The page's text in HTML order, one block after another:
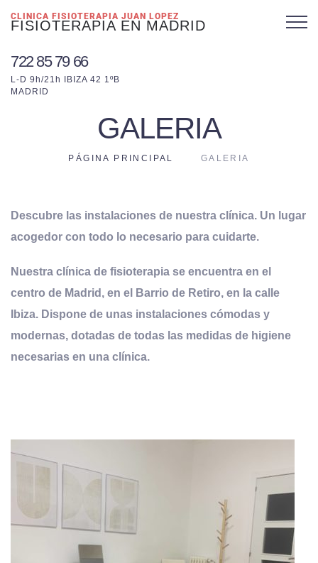
CLINICA FISIOTERAPIA JUAN LOPEZ
FISIOTERAPIA EN MADRID
722 85 79 66
L-D 9h/21h IBIZA 42 1ºB
MADRID
GALERIA
PÁGINA PRINCIPAL GALERIA
Descubre las instalaciones de nuestra clínica. Un lugar
acogedor con todo lo necesario para cuidarte.
Nuestra clínica de fisioterapia se encuentra en el
centro de Madrid, en el Barrio de Retiro, en la calle
Ibiza. Dispone de unas instalaciones cómodas y
modernas, dotadas de todas las medidas de higiene
necesarias en una clínica.